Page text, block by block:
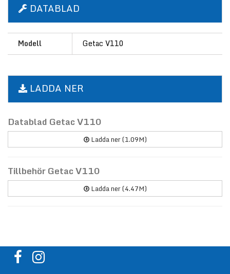
DATABLAD
Modell Getac V110
LADDA NER
Datablad Getac V110
Ladda ner (1.09M)
Tillbehör Getac V110
Ladda ner (4.47M)